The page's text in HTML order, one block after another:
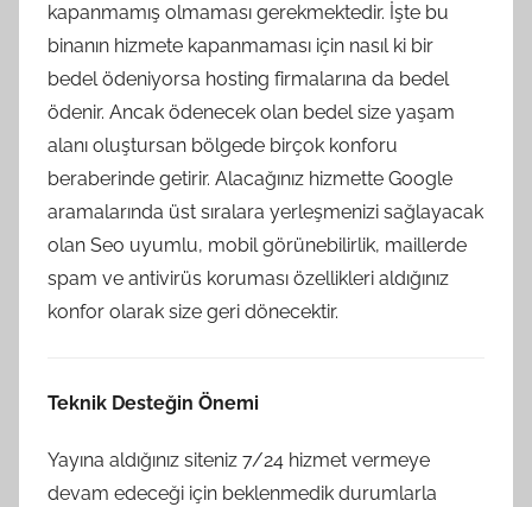
kapanmamış olmaması gerekmektedir. İşte bu
binanın hizmete kapanmaması için nasıl ki bir
bedel ödeniyorsa hosting firmalarına da bedel
ödenir. Ancak ödenecek olan bedel size yaşam
alanı oluştursan bölgede birçok konforu
beraberinde getirir. Alacağınız hizmette Google
aramalarında üst sıralara yerleşmenizi sağlayacak
olan Seo uyumlu, mobil görünebilirlik, maillerde
spam ve antivirüs koruması özellikleri aldığınız
konfor olarak size geri dönecektir.
Teknik Desteğin Önemi
Yayına aldığınız siteniz 7/24 hizmet vermeye
devam edeceği için beklenmedik durumlarla